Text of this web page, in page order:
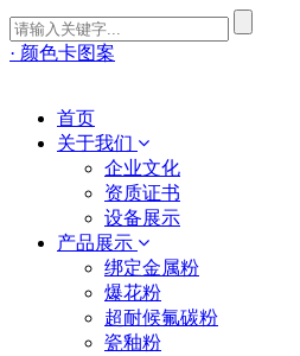
· 颜色卡图案
首页
关于我们
企业文化
资质证书
设备展示
产品展示
绑定金属粉
爆花粉
超耐候氟碳粉
瓷釉粉